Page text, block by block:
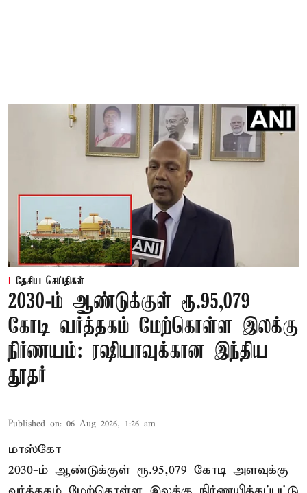
தேசிய செய்திகள்
2030-ம் ஆண்டுக்குள் ரூ.95,079
கோடி வர்த்தகம் மேற்கொள்ள இலக்கு
நிர்ணயம்: ரஷியாவுக்கான இந்திய
தூதர்
Published on: 06 Aug 2026, 1:26 am
மாஸ்கோ
2030-ம் ஆண்டுக்குள் ரூ.95,079 கோடி அளவுக்கு